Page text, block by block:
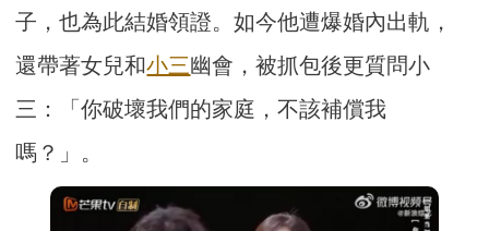
子，也為此結婚領證。如今他遭爆婚內出軌，
還帶著女兒和小三幽會，被抓包後更質問小
三：「你破壞我們的家庭，不該補償我
嗎？」。